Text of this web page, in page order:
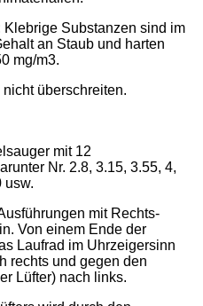
Substanzen sind im
an Staub und harten
mg/m3.
nicht überschreiten.
mit 12
Nr. 2.8, 3.15, 3.55, 4,
usw.
mit Rechts-
Von einem Ende der
Laufrad im Uhrzeigersinn
rechts und gegen den
Lüfter) nach links.